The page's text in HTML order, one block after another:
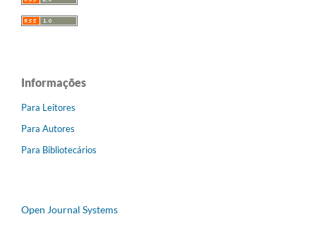
Informações
Para Leitores
Para Autores
Para Bibliotecários
Open Journal Systems